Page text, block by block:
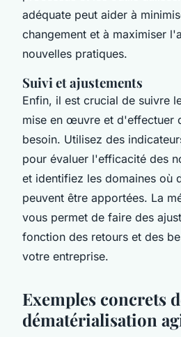
adéquate peut aider à
changement et à maximiser
nouvelles pratiques.
Suivi et ajustements
Enfin, il est crucial de suivre
mise en œuvre et d'effectuer
besoin. Utilisez des
pour évaluer l'efficacité des
et identifiez les domaines où
peuvent être apportées. La
vous permet de faire des
fonction des retours et des
votre entreprise.
Exemples concrets
dématérialisation